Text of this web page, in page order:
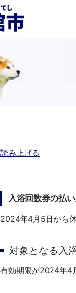
読み上げる
入浴回数券の払
2024年4月5日から
対象となる入
有効期限が2024年4